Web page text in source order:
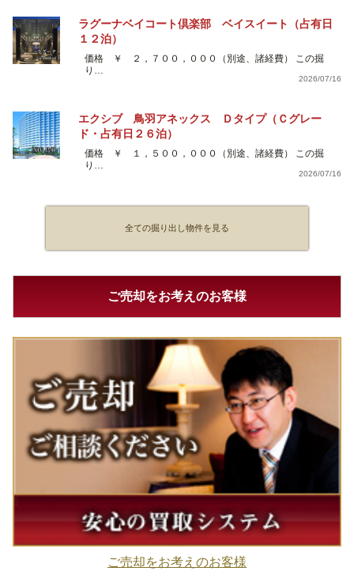
ラグーナベイコート倶楽部 ベイスイート（占有日
１２泊）
価格 ￥ ２，７００，０００（別途、諸経費） この掘
り…
2026/07/16
エクシブ 鳥羽アネックス Ｄタイプ（Ｃグレー
ド・占有日２６泊）
価格 ￥ １，５００，０００（別途、諸経費） この掘
り…
2026/07/16
全ての掘り出し物件を見る
ご売却をお考えのお客様
ご売却をお考えのお客様